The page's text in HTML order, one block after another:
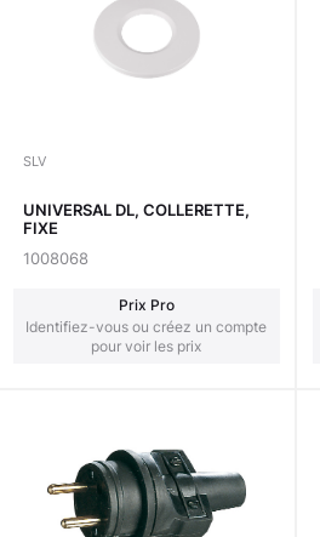
SLV
UNIVERSAL DL, COLLERETTE,
FIXE
1008068
Prix Pro
Identifiez-vous ou créez un compte
pour voir les prix